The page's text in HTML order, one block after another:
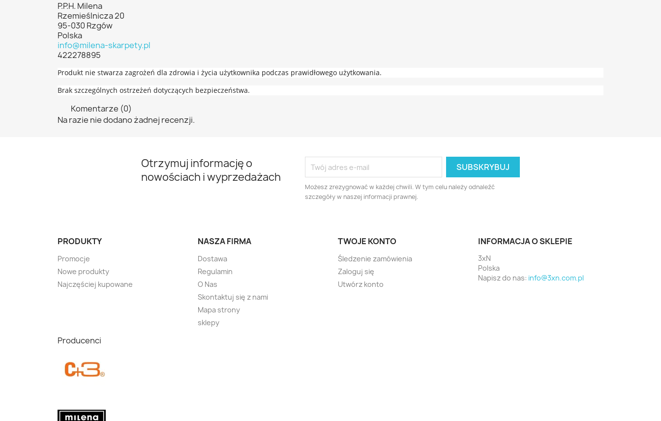
P.P.H. Milena
Rzemieślnicza 20
95-030 Rzgów
Polska
info@milena-skarpety.pl
422278895
Produkt nie stwarza zagrożeń dla zdrowia i życia użytkownika podczas prawidłowego użytkowania.
Brak szczególnych ostrzeżeń dotyczących bezpieczeństwa.
Komentarze (0)
Na razie nie dodano żadnej recenzji.
Otrzymuj informację o
nowościach i wyprzedażach
Możesz zrezygnować w każdej chwili. W tym celu należy odnaleźć
szczegóły w naszej informacji prawnej.
PRODUKTY
Promocje
Nowe produkty
Najczęściej kupowane
NASZA FIRMA
Dostawa
Regulamin
O Nas
Skontaktuj się z nami
Mapa strony
sklepy
TWOJE KONTO
Śledzenie zamówienia
Zaloguj się
Utwórz konto
INFORMACJA O SKLEPIE
3xN
Polska
Napisz do nas: info@3xn.com.pl
Producenci